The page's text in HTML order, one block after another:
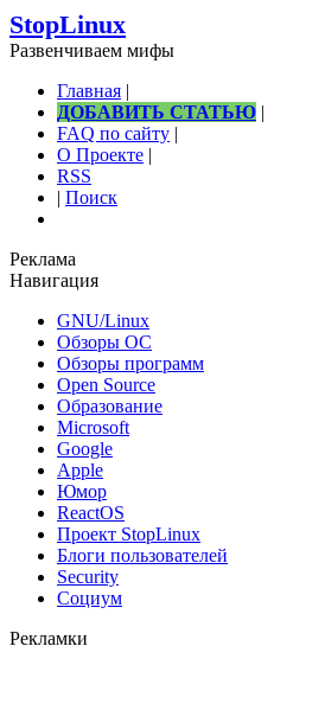
StopLinux
Развенчиваем мифы
Главная |
ДОБАВИТЬ СТАТЬЮ |
FAQ по сайту |
О Проекте |
RSS
| Поиск
Реклама
Навигация
GNU/Linux
Обзоры ОС
Обзоры программ
Open Source
Образование
Microsoft
Google
Apple
Юмор
ReactOS
Проект StopLinux
Блоги пользователей
Security
Социум
Рекламки